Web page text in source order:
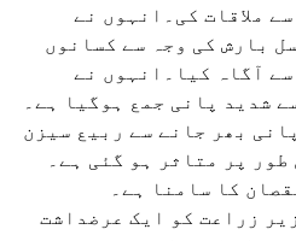
ملاقات کی۔انہوں نے
بارش کی وجہ سے کسانوں
آگاہ کیا۔انہوں نے
شدید پانی جمع ہوگیا ہے۔
بھر جانے سے ربیع سیزن
پر متاثر ہو گئی ہے۔
کا سامنا ہے۔
زراعت کو ایک عرضداشت